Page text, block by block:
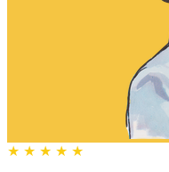
★ ★ ★ ★ ★